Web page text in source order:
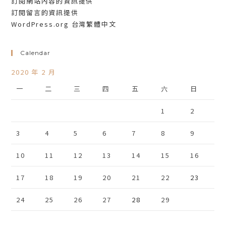
訂閱留言的資訊提供
WordPress.org 台灣繁體中文
Calendar
2020 年 2 月
一
二 三 四 五 六 日
1 2
3 4 5 6 7 8 9
10 11 12 13 14 15 16
17 18 19 20 21 22 23
24 25 26 27 28 29